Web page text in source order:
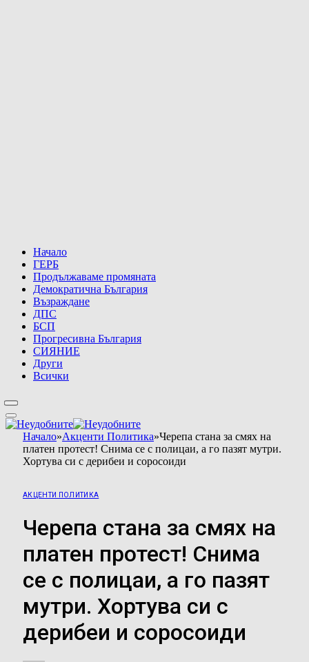
Начало
ГЕРБ
Продължаваме промяната
Демократична България
Възраждане
ДПС
БСП
Прогресивна България
СИЯНИЕ
Други
Всички
Начало»Акценти Политика»Черепа стана за смях на
платен протест! Снима се с полицаи, а го пазят мутри.
Хортува си с дерибеи и соросоиди
АКЦЕНТИ ПОЛИТИКА
Черепа стана за смях на
платен протест! Снима
се с полицаи, а го пазят
мутри. Хортува си с
дерибеи и соросоиди